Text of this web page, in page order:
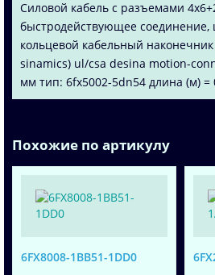
Силовой кабель с разъемами
быстродействующее соединение,
кольцевой кабельный наконечник
sinamics) ul/csa desina motion-
мм тип: 6fx5002-5dn54 длина (м) =
Похожие по артикулу
6FX8008-1BB51-1DD0